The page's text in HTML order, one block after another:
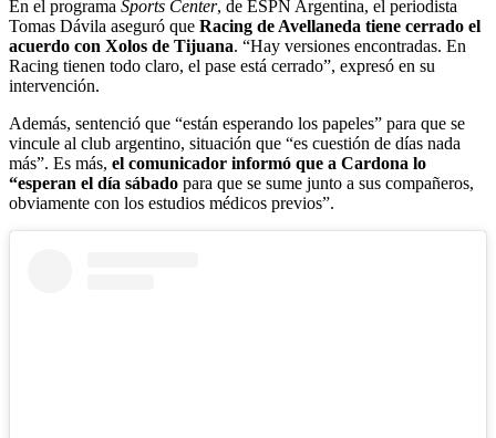
En el programa Sports Center, de ESPN Argentina, el periodista
Tomas Dávila aseguró que Racing de Avellaneda tiene cerrado el
acuerdo con Xolos de Tijuana. “Hay versiones encontradas. En
Racing tienen todo claro, el pase está cerrado”, expresó en su
intervención.
Además, sentenció que “están esperando los papeles” para que se
vincule al club argentino, situación que “es cuestión de días nada
más”. Es más, el comunicador informó que a Cardona lo
“esperan el día sábado para que se sume junto a sus compañeros,
obviamente con los estudios médicos previos”.